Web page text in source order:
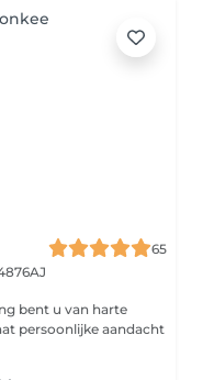
65
bent u van harte
persoonlijke aandacht